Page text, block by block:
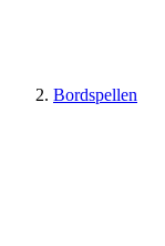
Bordspellen